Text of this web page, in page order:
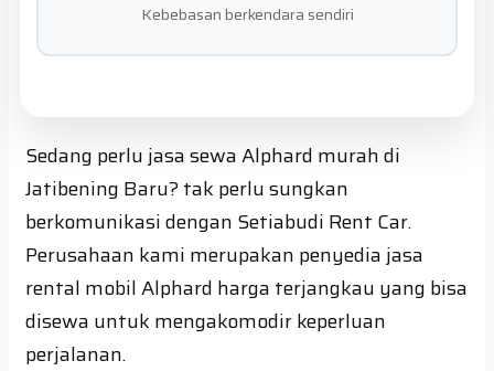
Kebebasan berkendara sendiri
Sedang perlu jasa sewa Alphard murah di
Jatibening Baru? tak perlu sungkan
berkomunikasi dengan Setiabudi Rent Car.
Perusahaan kami merupakan penyedia jasa
rental mobil Alphard harga terjangkau yang bisa
disewa untuk mengakomodir keperluan
perjalanan.